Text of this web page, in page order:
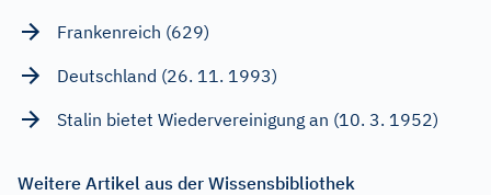
Frankenreich (629)
Deutschland (26. 11. 1993)
Stalin bietet Wiedervereinigung an (10. 3. 1952)
Weitere Artikel aus der Wissensbibliothek